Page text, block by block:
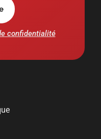
confidentialité